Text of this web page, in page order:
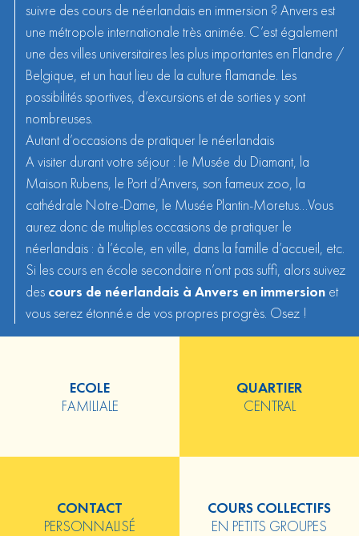
suivre des cours de néerlandais en immersion ? Anvers est
une métropole internationale très animée. C’est également
une des villes universitaires les plus importantes en Flandre /
Belgique, et un haut lieu de la culture flamande. Les
possibilités sportives, d’excursions et de sorties y sont
nombreuses.
Autant d’occasions de pratiquer le néerlandais
A visiter durant votre séjour : le Musée du Diamant, la
Maison Rubens, le Port d’Anvers, son fameux zoo, la
cathédrale Notre-Dame, le Musée Plantin-Moretus…Vous
aurez donc de multiples occasions de pratiquer le
néerlandais : à l’école, en ville, dans la famille d’accueil, etc.
Si les cours en école secondaire n’ont pas suffi, alors suivez
des cours de néerlandais à Anvers en immersion et
vous serez étonné.e de vos propres progrès. Osez !
ECOLE
FAMILIALE
QUARTIER
CENTRAL
CONTACT
PERSONNALISÉ
COURS COLLECTIFS
EN PETITS GROUPES